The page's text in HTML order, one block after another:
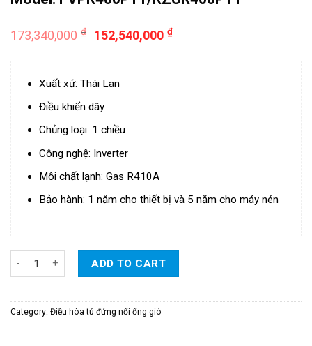
173,340,000₫ 152,540,000₫
Xuất xứ: Thái Lan
Điều khiển dây
Chủng loại: 1 chiều
Công nghệ: Inverter
Môi chất lạnh: Gas R410A
Bảo hành: 1 năm cho thiết bị và 5 năm cho máy nén
ADD TO CART
Category: Điều hòa tủ đứng nối ống gió